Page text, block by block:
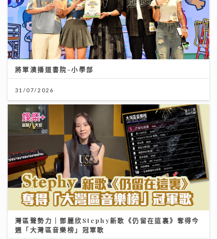
將軍澳播道書院-小學部
31/07/2026
灣區聲勢力｜鄧麗欣Stephy新歌《仍留在這裏》奪得今
週「大灣區音樂榜」冠軍歌